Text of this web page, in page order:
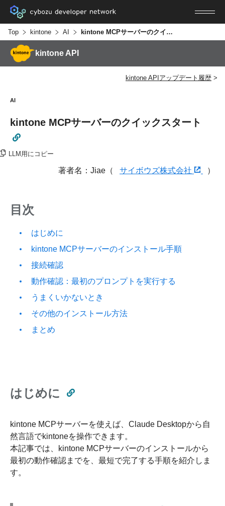
Top kintone AI kintone MCPサーバーのクイックスタート
kintone API
kintone APIアップデート履歴
AI
kintone MCPサーバーのクイックスタート
LLM用にコピー
著者名：Jiae（ サイボウズ株式会社 ）
目次
はじめに
kintone MCPサーバーのインストール手順
接続確認
動作確認：最初のプロンプトを実行する
うまくいかないとき
その他のインストール方法
まとめ
はじめに
kintone MCPサーバーを使えば、Claude Desktopから自
然言語でkintoneを操作できます。
本記事では、kintone MCPサーバーのインストールから
最初の動作確認までを、最短で完了する手順を紹介しま
す。